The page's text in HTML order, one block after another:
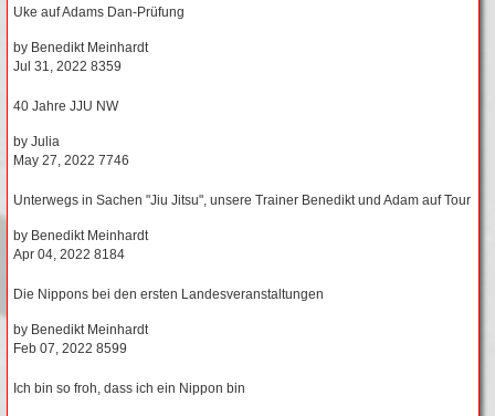
Uke auf Adams Dan-Prüfung
by Benedikt Meinhardt
Jul 31, 2022 8359
40 Jahre JJU NW
by Julia
May 27, 2022 7746
Unterwegs in Sachen "Jiu Jitsu", unsere Trainer Benedikt und Adam auf Tour
by Benedikt Meinhardt
Apr 04, 2022 8184
Die Nippons bei den ersten Landesveranstaltungen
by Benedikt Meinhardt
Feb 07, 2022 8599
Ich bin so froh, dass ich ein Nippon bin